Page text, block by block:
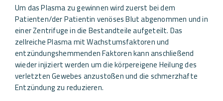
Um das Plasma zu gewinnen wird zuerst bei dem
Patienten/der Patientin venöses Blut abgenommen und in
einer Zentrifuge in die Bestandteile aufgeteilt. Das
zellreiche Plasma mit Wachstumsfaktoren und
entzündungshemmenden Faktoren kann anschließend
wieder injiziert werden um die körpereigene Heilung des
verletzten Gewebes anzustoßen und die schmerzhafte
Entzündung zu reduzieren.